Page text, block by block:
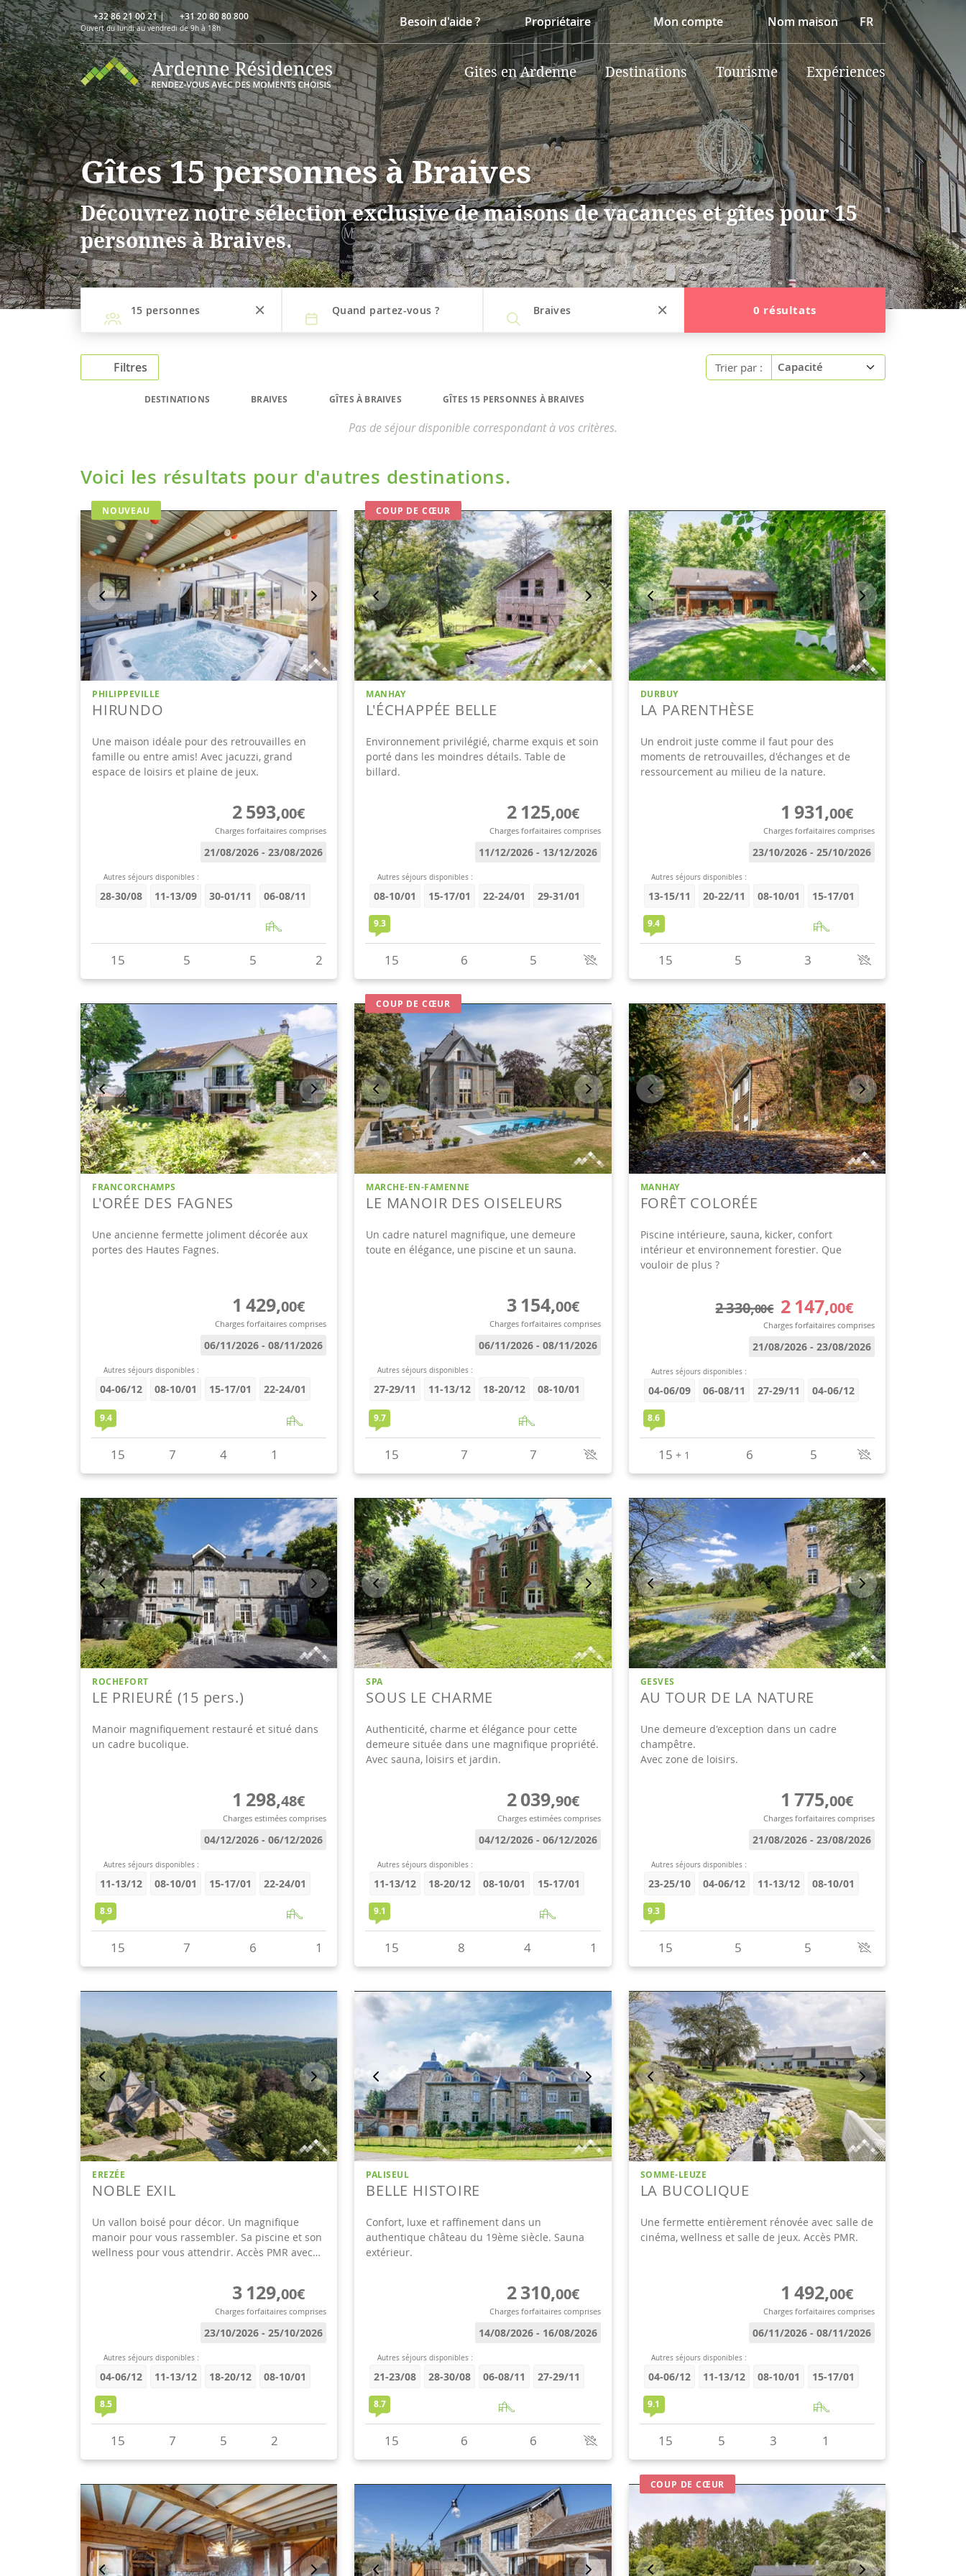
+32 86 21 00 21| +31 20 80 80 800
Ouvert du lundi au vendredi de 9h à 18h Besoin d'aide ? Propriétaire Mon compte Nom maison FR
Gites en Ardenne Destinations Tourisme Expériences
Gîtes 15 personnes à Braives
Découvrez notre sélection exclusive de maisons de vacances et gîtes pour 15
personnes à Braives.
15 personnes Quand partez-vous ? Braives 0 résultats
Filtres Trier par :
DESTINATIONS BRAIVES GÎTES À BRAIVES GÎTES 15 PERSONNES À BRAIVES
Pas de séjour disponible correspondant à vos critères.
Voici les résultats pour d'autres destinations.